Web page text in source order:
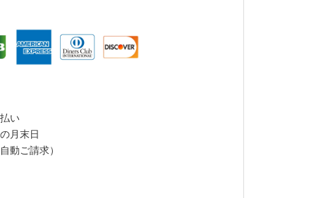
い
月末日
動ご請求）